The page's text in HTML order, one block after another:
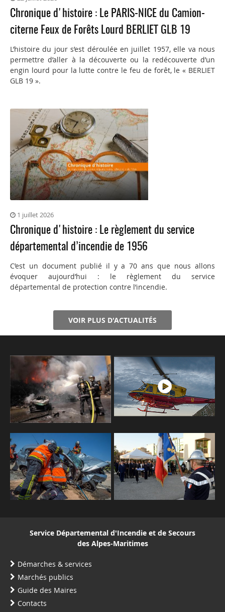
Chronique d'histoire : Le PARIS-NICE du Camion-
citerne Feux de Forêts Lourd BERLIET GLB 19
L’histoire du jour s’est déroulée en juillet 1957, elle va nous
permettre d’aller à la découverte ou la redécouverte d’un
engin lourd pour la lutte contre le feu de forêt, le « BERLIET
GLB 19 ».
1 juillet 2026
Chronique d'histoire : Le règlement du service
départemental d’incendie de 1956
C’est un document publié il y a 70 ans que nous allons
évoquer aujourd’hui : le règlement du service
départemental de protection contre l’incendie.
VOIR PLUS D'ACTUALITÉS
Service Départemental d'Incendie et de Secours
des Alpes-Maritimes
Démarches & services
Marchés publics
Guide des Maires
Contacts